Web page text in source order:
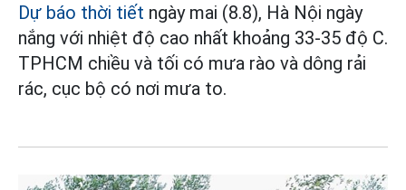
Dự báo thời tiết ngày mai (8.8), Hà Nội ngày
nắng với nhiệt độ cao nhất khoảng 33-35 độ C.
TPHCM chiều và tối có mưa rào và dông rải
rác, cục bộ có nơi mưa to.